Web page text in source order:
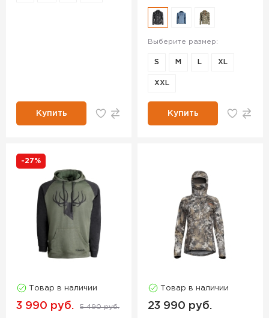
Купить
Выберите размер:
S M L XL
XXL
Купить
-27%
Товар в наличии
3 990 руб. 5 490 руб.
Товар в наличии
23 990 руб.